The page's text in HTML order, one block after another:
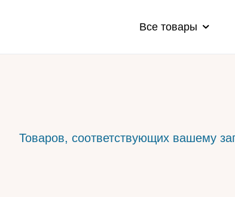
Все товары
Товаров, соответствующих вашему